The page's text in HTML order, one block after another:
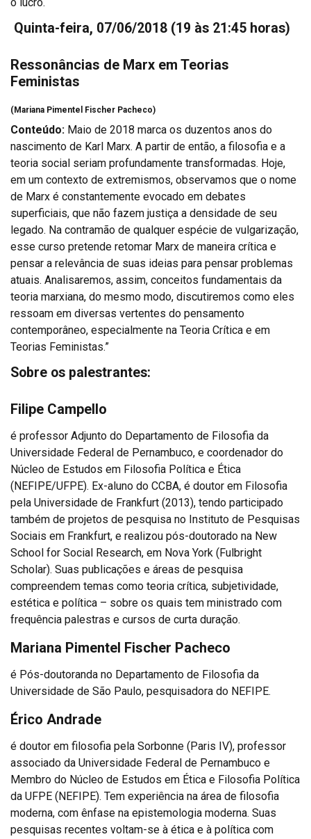
o lucro.
Quinta-feira, 07/06/2018 (19 às 21:45 horas)
Ressonâncias de Marx em Teorias
Feministas
(Mariana Pimentel Fischer Pacheco)
Conteúdo: Maio de 2018 marca os duzentos anos do
nascimento de Karl Marx. A partir de então, a filosofia e a
teoria social seriam profundamente transformadas. Hoje,
em um contexto de extremismos, observamos que o nome
de Marx é constantemente evocado em debates
superficiais, que não fazem justiça a densidade de seu
legado. Na contramão de qualquer espécie de vulgarização,
esse curso pretende retomar Marx de maneira crítica e
pensar a relevância de suas ideias para pensar problemas
atuais. Analisaremos, assim, conceitos fundamentais da
teoria marxiana, do mesmo modo, discutiremos como eles
ressoam em diversas vertentes do pensamento
contemporâneo, especialmente na Teoria Crítica e em
Teorias Feministas.”
Sobre os palestrantes:
Filipe Campello
é professor Adjunto do Departamento de Filosofia da
Universidade Federal de Pernambuco, e coordenador do
Núcleo de Estudos em Filosofia Política e Ética
(NEFIPE/UFPE). Ex-aluno do CCBA, é doutor em Filosofia
pela Universidade de Frankfurt (2013), tendo participado
também de projetos de pesquisa no Instituto de Pesquisas
Sociais em Frankfurt, e realizou pós-doutorado na New
School for Social Research, em Nova York (Fulbright
Scholar). Suas publicações e áreas de pesquisa
compreendem temas como teoria crítica, subjetividade,
estética e política – sobre os quais tem ministrado com
frequência palestras e cursos de curta duração.
Mariana Pimentel Fischer Pacheco
é Pós-doutoranda no Departamento de Filosofia da
Universidade de São Paulo, pesquisadora do NEFIPE.
Érico Andrade
é doutor em filosofia pela Sorbonne (Paris IV), professor
associado da Universidade Federal de Pernambuco e
Membro do Núcleo de Estudos em Ética e Filosofia Política
da UFPE (NEFIPE). Tem experiência na área de filosofia
moderna, com ênfase na epistemologia moderna. Suas
pesquisas recentes voltam-se à ética e à política com